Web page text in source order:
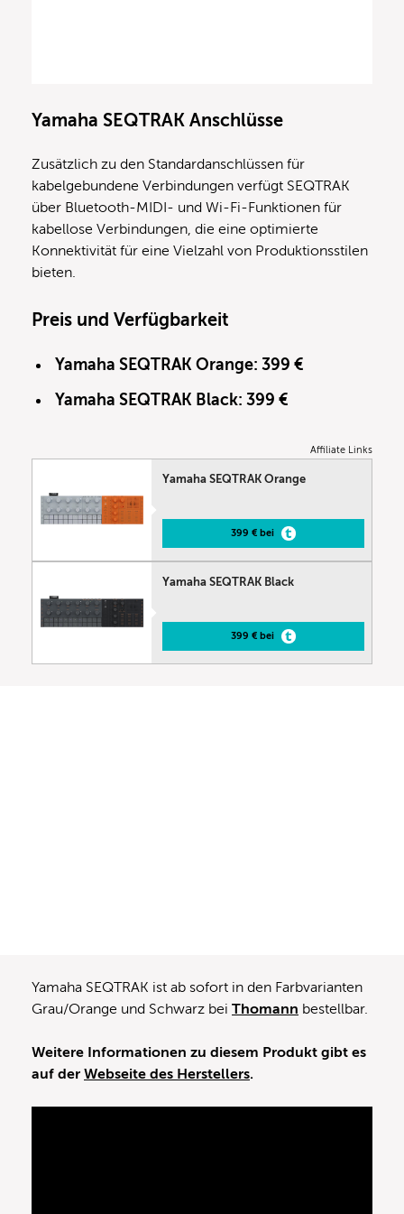
Yamaha SEQTRAK Anschlüsse
Zusätzlich zu den Standardanschlüssen für
kabelgebundene Verbindungen verfügt SEQTRAK
über Bluetooth-MIDI- und Wi-Fi-Funktionen für
kabellose Verbindungen, die eine optimierte
Konnektivität für eine Vielzahl von Produktionsstilen
bieten.
Preis und Verfügbarkeit
Yamaha SEQTRAK Orange: 399 €
Yamaha SEQTRAK Black: 399 €
Affiliate Links
Yamaha SEQTRAK Orange
399 € bei
Yamaha SEQTRAK Black
399 € bei
Yamaha SEQTRAK ist ab sofort in den Farbvarianten
Grau/Orange und Schwarz bei Thomann bestellbar.
Weitere Informationen zu diesem Produkt gibt es
auf der Webseite des Herstellers.